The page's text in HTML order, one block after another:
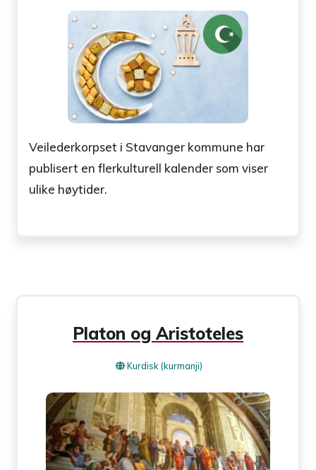
Veilederkorpset i Stavanger kommune har
publisert en flerkulturell kalender som viser
ulike høytider.
Platon og Aristoteles
Kurdisk (kurmanji)